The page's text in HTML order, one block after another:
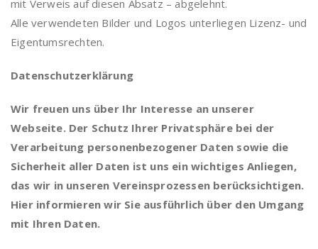
mit Verweis auf diesen Absatz – abgelehnt.
Alle verwendeten Bilder und Logos unterliegen Lizenz- und
Eigentumsrechten.
Datenschutzerklärung
Wir freuen uns über Ihr Interesse an unserer
Webseite. Der Schutz Ihrer Privatsphäre bei der
Verarbeitung personenbezogener Daten sowie die
Sicherheit aller Daten ist uns ein wichtiges Anliegen,
das wir in unseren Vereinsprozessen berücksichtigen.
Hier informieren wir Sie ausführlich über den Umgang
mit Ihren Daten.